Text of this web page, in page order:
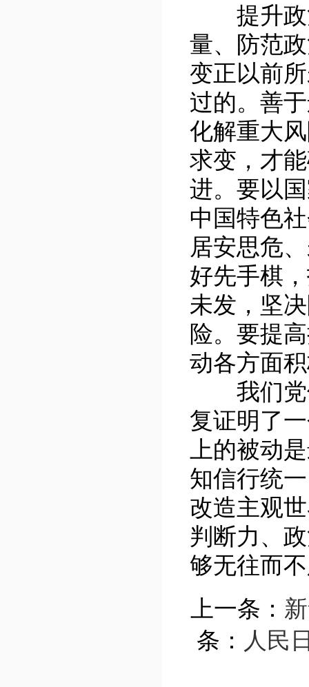
提升政
量、防范
变正以前
过的。善
化解重大
求变，才
进。要以
中国特色
居安思危
好先手棋
未发，坚
险。要提
动各方面
我们党
复证明了
上的被动
知信行统
改造主观
判断力、
够无往而
上一条：
条： 人民